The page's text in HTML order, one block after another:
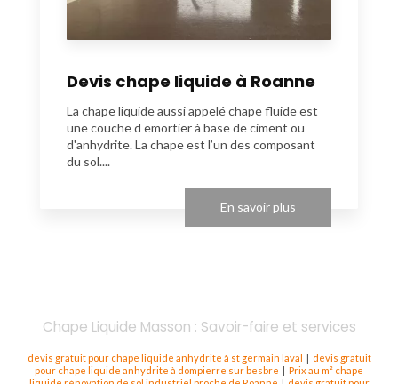
Devis chape liquide à Roanne
La chape liquide aussi appelé chape fluide est
une couche d emortier à base de ciment ou
d'anhydrite. La chape est l’un des composant
du sol....
En savoir plus
Chape Liquide Masson : Savoir-faire et services
devis gratuit pour chape liquide anhydrite à st germain laval | devis gratuit
pour chape liquide anhydrite à dompierre sur besbre | Prix au m² chape